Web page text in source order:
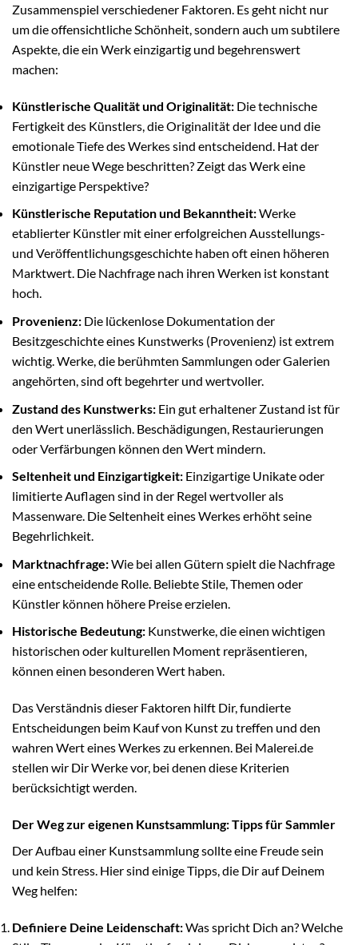
Zusammenspiel verschiedener Faktoren. Es geht nicht nur
um die offensichtliche Schönheit, sondern auch um subtilere
Aspekte, die ein Werk einzigartig und begehrenswert
machen:
Künstlerische Qualität und Originalität: Die technische
Fertigkeit des Künstlers, die Originalität der Idee und die
emotionale Tiefe des Werkes sind entscheidend. Hat der
Künstler neue Wege beschritten? Zeigt das Werk eine
einzigartige Perspektive?
Künstlerische Reputation und Bekanntheit:Werke
etablierter Künstler mit einer erfolgreichen Ausstellungs-
und Veröffentlichungsgeschichte haben oft einen höheren
Marktwert. Die Nachfrage nach ihren Werken ist konstant
hoch.
Provenienz: Die lückenlose Dokumentation der
Besitzgeschichte eines Kunstwerks (Provenienz) ist extrem
wichtig. Werke, die berühmten Sammlungen oder Galerien
angehörten, sind oft begehrter und wertvoller.
Zustand des Kunstwerks: Ein gut erhaltener Zustand ist für
den Wert unerlässlich. Beschädigungen, Restaurierungen
oder Verfärbungen können den Wert mindern.
Seltenheit und Einzigartigkeit: Einzigartige Unikate oder
limitierte Auflagen sind in der Regel wertvoller als
Massenware. Die Seltenheit eines Werkes erhöht seine
Begehrlichkeit.
Marktnachfrage:Wie bei allen Gütern spielt die Nachfrage
eine entscheidende Rolle. Beliebte Stile, Themen oder
Künstler können höhere Preise erzielen.
Historische Bedeutung: Kunstwerke, die einen wichtigen
historischen oder kulturellen Moment repräsentieren,
können einen besonderen Wert haben.
Das Verständnis dieser Faktoren hilft Dir, fundierte
Entscheidungen beim Kauf von Kunst zu treffen und den
wahren Wert eines Werkes zu erkennen. Bei Malerei.de
stellen wir Dir Werke vor, bei denen diese Kriterien
berücksichtigt werden.
Der Weg zur eigenen Kunstsammlung: Tipps für Sammler
Der Aufbau einer Kunstsammlung sollte eine Freude sein
und kein Stress. Hier sind einige Tipps, die Dir auf Deinem
Weg helfen:
Definiere Deine Leidenschaft:Was spricht Dich an? Welche